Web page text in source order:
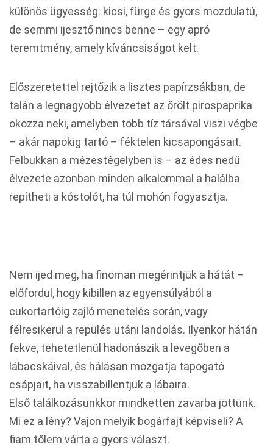
különös ügyesség: kicsi, fürge és gyors mozdulatú,
de semmi ijesztő nincs benne – egy apró
teremtmény, amely kíváncsiságot kelt.
Előszeretettel rejtőzik a lisztes papírzsákban, de
talán a legnagyobb élvezetet az őrölt pirospaprika
okozza neki, amelyben több tíz társával viszi végbe
– akár napokig tartó – féktelen kicsapongásait.
Felbukkan a mézestégelyben is – az édes nedű
élvezete azonban minden alkalommal a halálba
repítheti a kóstolót, ha túl mohón fogyasztja.
Nem ijed meg, ha finoman megérintjük a hátát –
előfordul, hogy kibillen az egyensúlyából a
cukortartóig zajló menetelés során, vagy
félresikerül a repülés utáni landolás. Ilyenkor hátán
fekve, tehetetlenül hadonászik a levegőben a
lábacskáival, és hálásan mozgatja tapogató
csápjait, ha visszabillentjük a lábaira.
Első találkozásunkkor mindketten zavarba jöttünk.
Mi ez a lény? Vajon melyik bogárfajt képviseli? A
fiam tőlem várta a gyors választ.